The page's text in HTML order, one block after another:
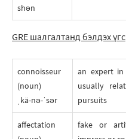
shən
GRE шалгалтанд бэлдэх үгc
connoisseur
(noun)
ˌkä-nə-ˈsər
an expert
usually
pursuits
affectation
fake or